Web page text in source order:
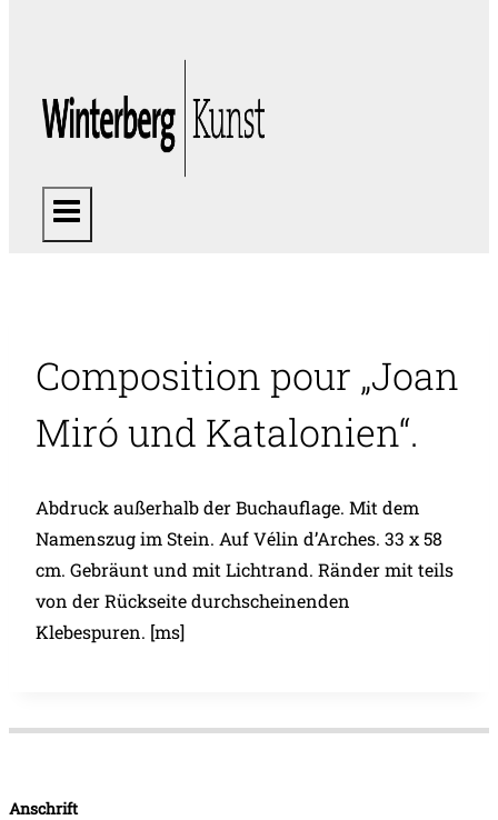
Composition pour „Joan
Miró und Katalonien“.
Abdruck außerhalb der Buchauflage. Mit dem
Namenszug im Stein. Auf Vélin d’Arches. 33 x 58
cm. Gebräunt und mit Lichtrand. Ränder mit teils
von der Rückseite durchscheinenden
Klebespuren. [ms]
Anschrift